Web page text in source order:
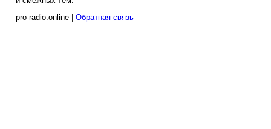
pro-radio.online | Обратная связь